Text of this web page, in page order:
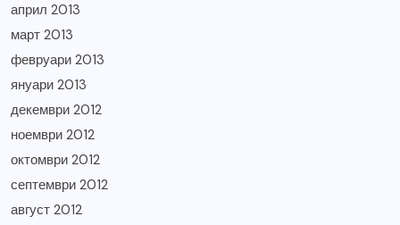
април 2013
март 2013
февруари 2013
януари 2013
декември 2012
ноември 2012
октомври 2012
септември 2012
август 2012